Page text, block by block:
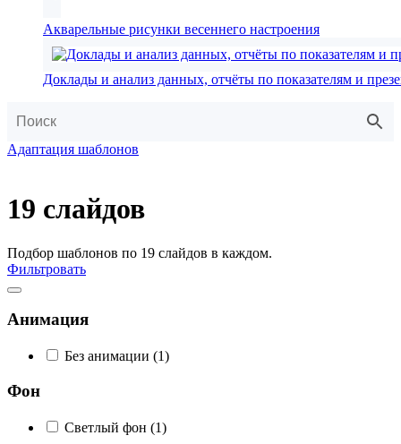
Акварельные рисунки весеннего настроения
Доклады и анализ данных, отчёты по показателям и
Адаптация шаблонов
19 слайдов
Подбор шаблонов по 19 слайдов в каждом.
Фильтровать
Анимация
Без анимации (1)
Фон
Светлый фон (1)